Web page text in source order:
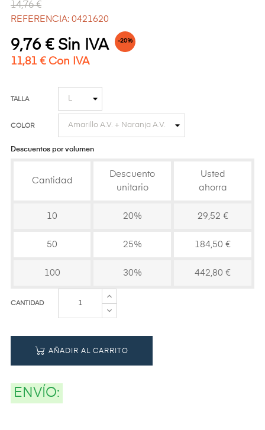
14,76 €
REFERENCIA: 0421620
9,76 € Sin IVA -20%
11,81 € Con IVA
TALLA
COLOR
Descuentos por volumen
Cantidad
Descuento
unitario
Usted
ahorra
10 20% 29,52 €
50 25% 184,50 €
100 30% 442,80 €
CANTIDAD
AÑADIR AL CARRITO
ENVÍO: